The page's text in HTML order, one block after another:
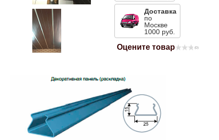
Доставка
по
Москве
1000 руб.
Оцените товар (0)
Mitsubishi
Toyota